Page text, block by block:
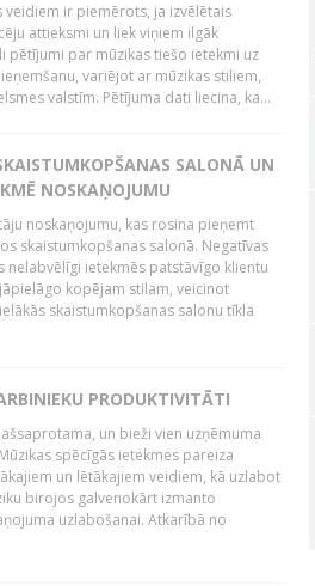
veidiem ir piemērots, ja izvēlētais
attieksmi un liek viņiem ilgāk
pētījumi par mūzikas tiešo ietekmi uz
variējot ar mūzikas stiliem,
valstīm. Pētījuma dati liecina, ka...
SALONĀ UN
NOSKAŅOJUMU
noskaņojumu, kas rosina pieņemt
skaistumkopšanas salonā. Negatīvas
nelabvēlīgi ietekmēs patstāvīgo klientu
kopējam stilam, veicinot
skaistumkopšanas salonu tīkla
PRODUKTIVITĀTI
un bieži vien uzņēmuma
spēcīgās ietekmes pareiza
un lētākajiem veidiem, kā uzlabot
birojos galvenokārt izmanto
uzlabošanai. Atkarībā no